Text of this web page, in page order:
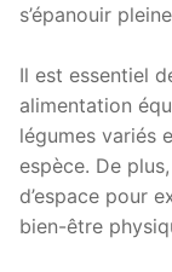
s’épanouir
Il est essentiel
alimentation
légumes variés
espèce. De
d’espace pour
bien-être